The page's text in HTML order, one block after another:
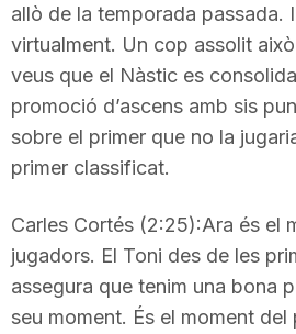
allò de la temporada passada.
virtualment. Un cop assolit
veus que el Nàstic es
promoció d’ascens amb sis
sobre el primer que no la
primer classificat.
Carles Cortés (2:25):Ara és el
jugadors. El Toni des de les
assegura que tenim una bona
seu moment. És el moment